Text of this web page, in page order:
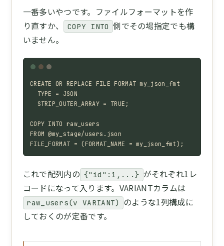
一番多いやつです。ファイルフォーマットを作
り直すか、
COPY INTO 側でその場指定でも構
いません。
CREATE OR REPLACE FILE FORMAT my_json_fmt
  TYPE = JSON
  STRIP_OUTER_ARRAY = TRUE;
COPY INTO raw_users
FROM @my_stage/users.json
FILE_FORMAT = (FORMAT_NAME = my_json_fmt);
これで配列内の {"id":1,...} がそれぞれ1レ
コードになって入ります。VARIANTカラムは
raw_users(v VARIANT)
のような1列構成に
しておくのが定番です。